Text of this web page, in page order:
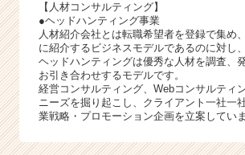
【人材コンサルティング】
●ヘッドハンティング事業
人材紹介会社とは転職希望者を登録で集め
に紹介するビジネスモデルであるのに対し
ヘッドハンティングは優秀な人材を調査、
お引き合わせするモデルです。
経営コンサルティング、Webコンサルティ
ニーズを掘り起こし、クライアント一社一
業戦略・プロモーション企画を立案していま